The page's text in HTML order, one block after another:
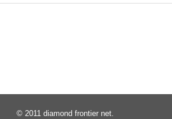
© 2011 diamond frontier net.